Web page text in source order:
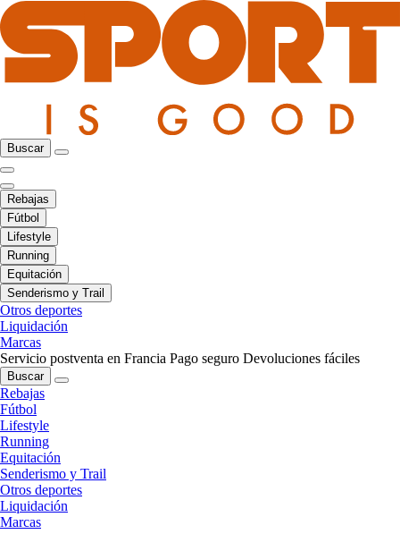
Buscar
Rebajas
Fútbol
Lifestyle
Running
Equitación
Senderismo y Trail
Otros deportes
Liquidación
Marcas
Servicio postventa en Francia Pago seguro Devoluciones fáciles
Buscar
Rebajas
Fútbol
Lifestyle
Running
Equitación
Senderismo y Trail
Otros deportes
Liquidación
Marcas